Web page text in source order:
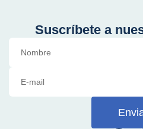
Suscríbete a